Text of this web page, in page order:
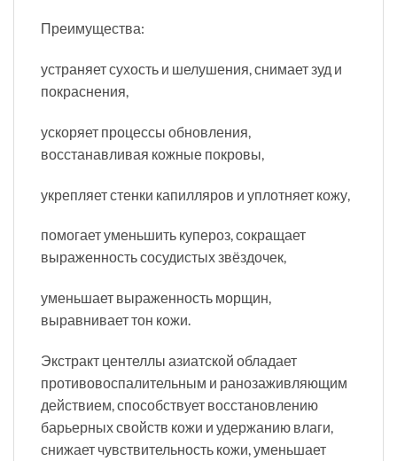
Преимущества:
устраняет сухость и шелушения, снимает зуд и
покраснения,
ускоряет процессы обновления,
восстанавливая кожные покровы,
укрепляет стенки капилляров и уплотняет кожу,
помогает уменьшить купероз, сокращает
выраженность сосудистых звёздочек,
уменьшает выраженность морщин,
выравнивает тон кожи.
Экстракт центеллы азиатской обладает
противовоспалительным и ранозаживляющим
действием, способствует восстановлению
барьерных свойств кожи и удержанию влаги,
снижает чувствительность кожи, уменьшает